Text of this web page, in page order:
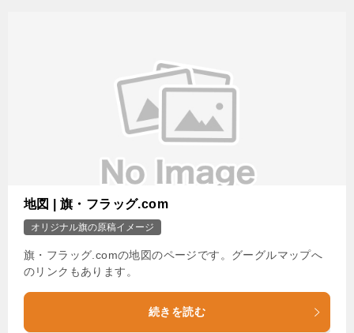
地図 | 旗・フラッグ.com
オリジナル旗の原稿イメージ
旗・フラッグ.comの地図のページです。グーグルマップへ
のリンクもあります。
続きを読む